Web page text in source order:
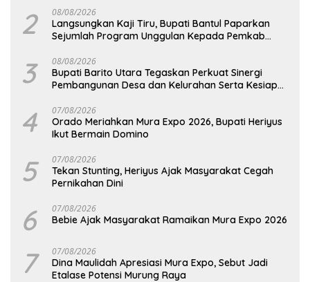
2 08/08/2026
Langsungkan Kaji Tiru, Bupati Bantul Paparkan
Sejumlah Program Unggulan Kepada Pemkab
3 08/08/2026
Bupati Barito Utara Tegaskan Perkuat Sinergi
Pembangunan Desa dan Kelurahan Serta Kesiapan
4 07/08/2026
Orado Meriahkan Mura Expo 2026, Bupati Heriyus
Ikut Bermain Domino
5 07/08/2026
Tekan Stunting, Heriyus Ajak Masyarakat Cegah
Pernikahan Dini
6 07/08/2026
Bebie Ajak Masyarakat Ramaikan Mura Expo 2026
7 07/08/2026
Dina Maulidah Apresiasi Mura Expo, Sebut Jadi
Etalase Potensi Murung Raya